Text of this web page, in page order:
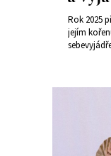
roku
Rok 2025
jejím